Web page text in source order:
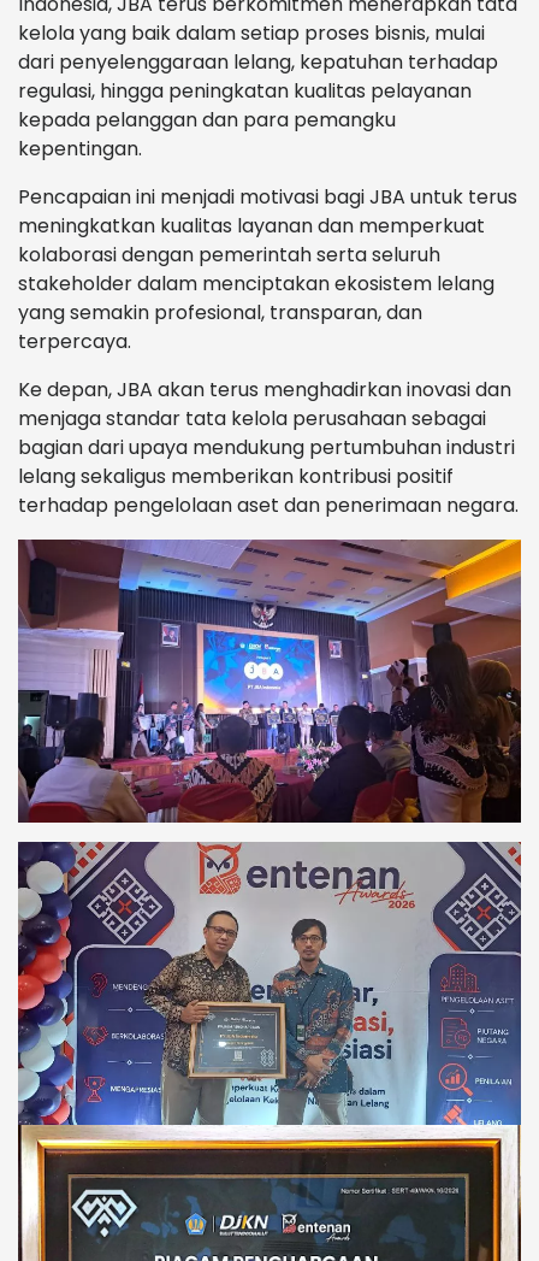
kelola yang baik dalam setiap proses bisnis, mulai
dari penyelenggaraan lelang, kepatuhan terhadap
regulasi, hingga peningkatan kualitas pelayanan
kepada pelanggan dan para pemangku
kepentingan.
Pencapaian ini menjadi motivasi bagi JBA untuk terus
meningkatkan kualitas layanan dan memperkuat
kolaborasi dengan pemerintah serta seluruh
stakeholder dalam menciptakan ekosistem lelang
yang semakin profesional, transparan, dan
terpercaya.
Ke depan, JBA akan terus menghadirkan inovasi dan
menjaga standar tata kelola perusahaan sebagai
bagian dari upaya mendukung pertumbuhan industri
lelang sekaligus memberikan kontribusi positif
terhadap pengelolaan aset dan penerimaan negara.